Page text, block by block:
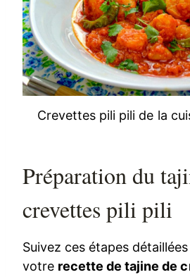
Crevettes pili pili de la
Préparation du
crevettes pili pili
Suivez ces étapes
votre recette de tajine de